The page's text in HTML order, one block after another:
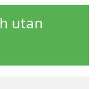
utan